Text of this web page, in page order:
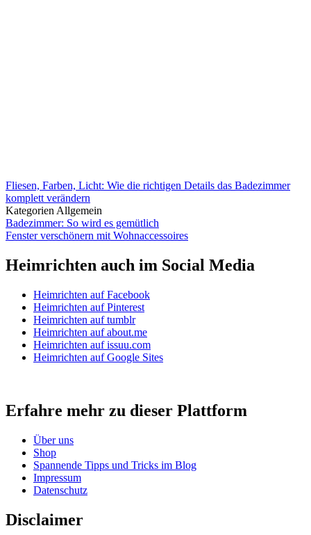
Fliesen, Farben, Licht: Wie die richtigen Details das Badezimmer
komplett verändern
KategorienAllgemein
Badezimmer: So wird es gemütlich
Fenster verschönern mit Wohnaccessoires
Heimrichten auch im Social Media
Heimrichten auf Facebook
Heimrichten auf Pinterest
Heimrichten auf tumblr
Heimrichten auf about.me
Heimrichten auf issuu.com
Heimrichten auf Google Sites
Erfahre mehr zu dieser Plattform
Über uns
Shop
Spannende Tipps und Tricks im Blog
Impressum
Datenschutz
Disclaimer